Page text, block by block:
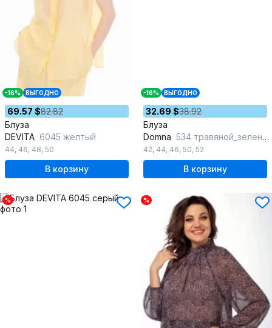
-16% ВЫГОДНО
69.57 $82.82
Блуза
DEVITA 6045 желтый
44, 46, 48, 50
В корзину
-16% ВЫГОДНО
32.69 $38.92
Блуза
Domna 534 травяной_зеленый
42, 44, 46, 50, 52
В корзину
% %